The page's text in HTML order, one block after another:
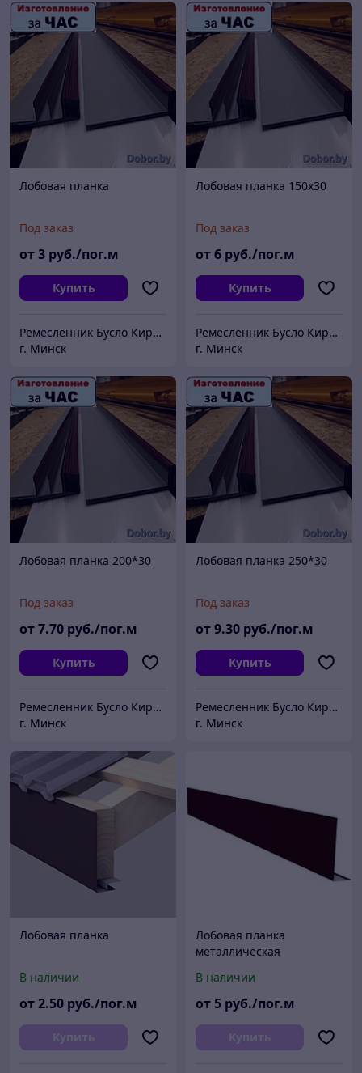
Лобовая планка
Под заказ
от3 руб./пог.м
Купить
Ремесленник Бусло Кирилл Владимирович
г. Минск
Лобовая планка 150х30
Под заказ
от6 руб./пог.м
Купить
Ремесленник Бусло Кирилл Владимирович
г. Минск
Лобовая планка 200*30
Под заказ
от7.70 руб./пог.м
Купить
Ремесленник Бусло Кирилл Владимирович
г. Минск
Лобовая планка 250*30
Под заказ
от9.30 руб./пог.м
Купить
Ремесленник Бусло Кирилл Владимирович
г. Минск
Лобовая планка
В наличии
от2.50 руб./пог.м
Купить
Лобовая планка
металлическая
В наличии
от 5 руб./пог.м
Купить